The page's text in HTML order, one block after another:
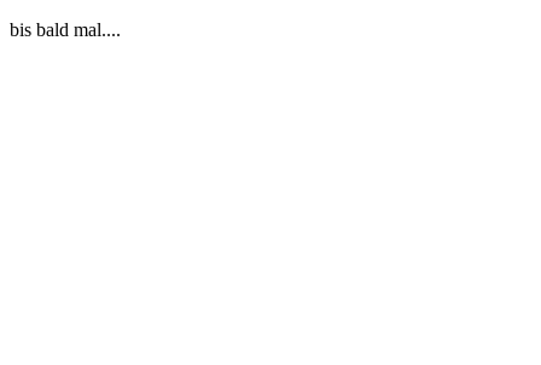
bis bald mal....